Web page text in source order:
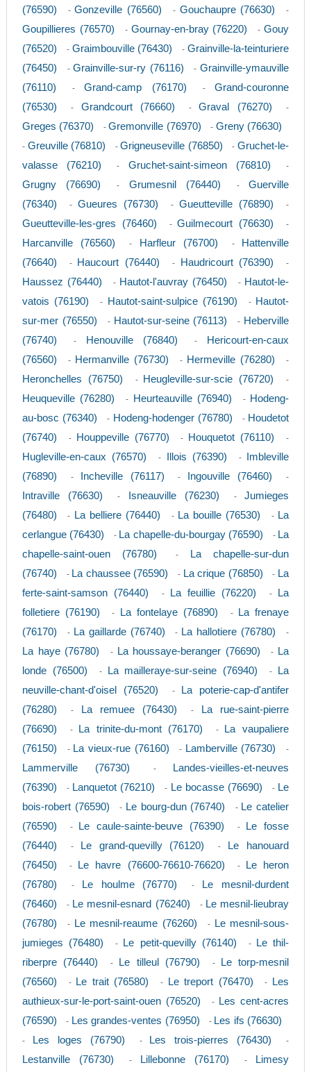
(76590) -Gonzeville (76560) - Gouchaupre (76630) -
Goupillieres (76570) - Gournay-en-bray (76220) -Gouy
(76520)
- Graimbouville (76430) -Grainville-la-teinturiere
(76450)
-Grainville-sur-ry (76116) -Grainville-ymauville
(76110)
-Grand-camp (76170) -Grand-couronne
(76530)
- Grandcourt (76660) -Graval (76270) -
Greges (76370) -Gremonville (76970) - Greny (76630)
- Greuville (76810) -Grigneuseville (76850) -Gruchet-le-
valasse (76210)
- Gruchet-saint-simeon (76810) -
Grugny (76690) - Grumesnil (76440) -Guerville
(76340)
- Gueures (76730) -Gueutteville (76890) -
Gueutteville-les-gres (76460) -Guilmecourt (76630) -
Harcanville (76560) - Harfleur (76700) -
Hattenville
(76640)
- Haucourt (76440) - Haudricourt (76390) -
Haussez (76440) - Hautot-l'auvray (76450) - Hautot-le-
vatois (76190)
- Hautot-saint-sulpice (76190) - Hautot-
sur-mer (76550)
- Hautot-sur-seine (76113) - Heberville
(76740)
- Henouville (76840) -
Hericourt-en-caux
(76560)
- Hermanville (76730) - Hermeville (76280) -
Heronchelles (76750) - Heugleville-sur-scie (76720) -
Heuqueville (76280) - Heurteauville (76940) - Hodeng-
au-bosc (76340)
- Hodeng-hodenger (76780) - Houdetot
(76740)
- Houppeville (76770) - Houquetot (76110) -
Hugleville-en-caux (76570) - Illois (76390) -
Imbleville
(76890)
- Incheville (76117) - Ingouville (76460) -
Intraville (76630) - Isneauville (76230) -Jumieges
(76480)
- La belliere (76440) - La bouille (76530) - La
cerlangue (76430)
- La chapelle-du-bourgay (76590) - La
chapelle-saint-ouen (76780)
-
La chapelle-sur-dun
(76740)
- La chaussee (76590) - La crique (76850) - La
ferte-saint-samson (76440)
- La feuillie (76220) -
La
folletiere (76190)
- La fontelaye (76890) -
La frenaye
(76170)
- La gaillarde (76740) - La hallotiere (76780) -
La haye (76780) - La houssaye-beranger (76690) - La
londe (76500)
- La mailleraye-sur-seine (76940) -
La
neuville-chant-d'oisel (76520)
-
La poterie-cap-d'antifer
(76280)
- La remuee (76430) -
La rue-saint-pierre
(76690)
- La trinite-du-mont (76170) -
La vaupaliere
(76150)
- La vieux-rue (76160) - Lamberville (76730) -
Lammerville (76730) -
Landes-vieilles-et-neuves
(76390)
- Lanquetot (76210) - Le bocasse (76690) - Le
bois-robert (76590)
- Le bourg-dun (76740) - Le catelier
(76590)
- Le caule-sainte-beuve (76390) -
Le fosse
(76440)
- Le grand-quevilly (76120) -
Le hanouard
(76450)
- Le havre (76600-76610-76620) -
Le heron
(76780)
- Le houlme (76770) -
Le mesnil-durdent
(76460)
- Le mesnil-esnard (76240) - Le mesnil-lieubray
(76780)
- Le mesnil-reaume (76260) - Le mesnil-sous-
jumieges (76480)
- Le petit-quevilly (76140) -
Le thil-
riberpre (76440)
- Le tilleul (76790) -
Le torp-mesnil
(76560)
- Le trait (76580) - Le treport (76470) -
Les
authieux-sur-le-port-saint-ouen (76520)
- Les cent-acres
(76590)
- Les grandes-ventes (76950) - Les ifs (76630)
- Les loges (76790) - Les trois-pierres (76430) -
Lestanville (76730) - Lillebonne (76170) -
Limesy